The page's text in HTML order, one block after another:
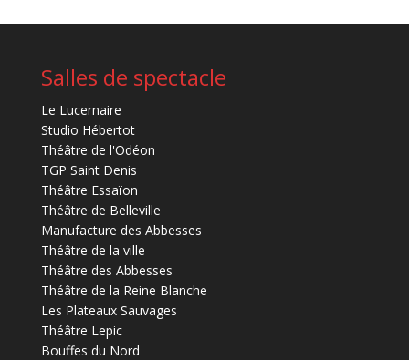
Salles de spectacle
Le Lucernaire
Studio Hébertot
Théâtre de l'Odéon
TGP Saint Denis
Théâtre Essaïon
Théâtre de Belleville
Manufacture des Abbesses
Théâtre de la ville
Théâtre des Abbesses
Théâtre de la Reine Blanche
Les Plateaux Sauvages
Théâtre Lepic
Bouffes du Nord